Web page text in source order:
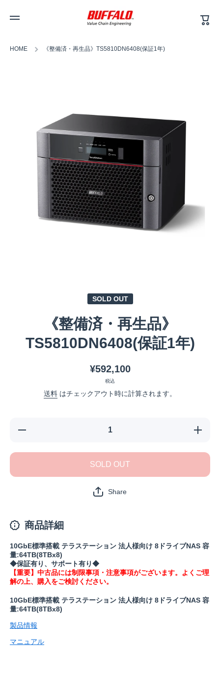
ー
ト
HOME 《整備済・再生品》TS5810DN6408(保証1年)
SOLD OUT
《整備済・再生品》
TS5810DN6408(保証1年)
¥592,100
税込
送料 はチェックアウト時に計算されます。
《整備済・再生
《整備
証1年)
SOLD OUT
Share
商品詳細
10GbE標準搭載 テラステーション 法人様向け 8ドライブNAS 容
量:64TB(8TBx8)
◆保証有り、サポート有り◆
【重要】中古品には制限事項・注意事項がございます。よくご理
解の上、購入をご検討ください。
10GbE標準搭載 テラステーション 法人様向け 8ドライブNAS 容
量:64TB(8TBx8)
製品情報
マニュアル